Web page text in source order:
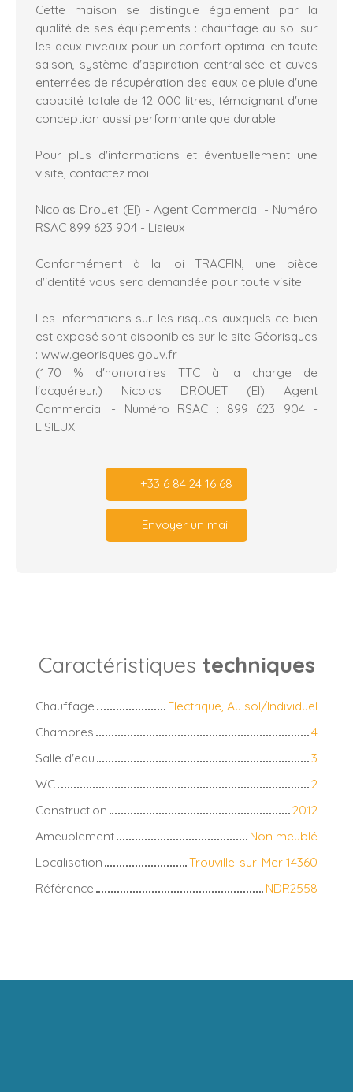
Cette maison se distingue également par la
qualité de ses équipements : chauffage au sol sur
les deux niveaux pour un confort optimal en toute
saison, système d'aspiration centralisée et cuves
enterrées de récupération des eaux de pluie d'une
capacité totale de 12 000 litres, témoignant d'une
conception aussi performante que durable.
Pour plus d'informations et éventuellement une
visite, contactez moi
Nicolas Drouet (EI) - Agent Commercial - Numéro
RSAC 899 623 904 - Lisieux
Conformément à la loi TRACFIN, une pièce
d'identité vous sera demandée pour toute visite.
Les informations sur les risques auxquels ce bien
est exposé sont disponibles sur le site Géorisques
: www.georisques.gouv.fr
(1.70 % d'honoraires TTC à la charge de
l'acquéreur.) Nicolas DROUET (EI) Agent
Commercial - Numéro RSAC : 899 623 904 -
LISIEUX.
+33 6 84 24 16 68
Envoyer un mail
Caractéristiques techniques
Chauffage
Electrique, Au sol/Individuel
Chambres
4
Salle d'eau
3
WC
2
Construction
2012
Ameublement
Non meublé
Localisation
Trouville-sur-Mer 14360
Référence
NDR2558